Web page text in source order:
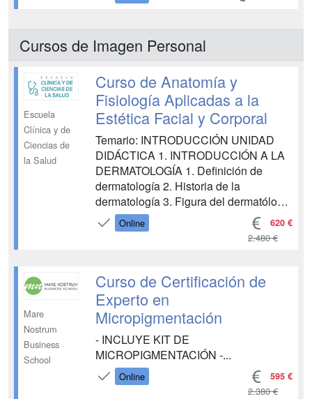
y decide cómo y cuándo formarte, a tu
técnicas...
Cursos de Imagen Personal
Escuela
Clínica y de
Ciencias de
la Salud
Curso de Anatomía y
Fisiología Aplicadas a la
Estética Facial y Corporal
Temario: INTRODUCCIÓN UNIDAD
DIDÁCTICA 1. INTRODUCCIÓN A LA
DERMATOLOGÍA 1. Definición de
dermatología 2. Historia de la
dermatología 3. Figura del dermatólogo
4. Investigación en dermatología
UNIDAD DIDÁCTICA 2. ANATOMÍA Y
Funciones de la piel 4. Venas y arterias
cutáneas 5. ...
Online 620 €
2.480 €
Mare
Nostrum
Business
School
Curso de Certificación de
Experto en
Micropigmentación
- INCLUYE KIT DE
MICROPIGMENTACIÓN -...
Online 595 €
2.380 €